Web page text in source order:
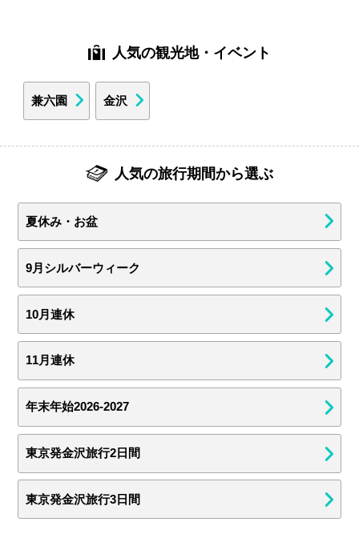
人気の観光地・イベント
兼六園 金沢
人気の旅行期間から選ぶ
夏休み・お盆
9月シルバーウィーク
10月連休
11月連休
年末年始2026-2027
東京発金沢旅行2日間
東京発金沢旅行3日間